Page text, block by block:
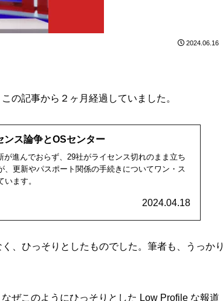
2024.06.16
の記事から２ヶ月経過していました。
ンス論争とOSセンター
が進んでおらず、29社がライセンス切れのまま立ち
、更新やパスポート関係の手続きについてワン・ス
ます。
2024.04.18
、ひっそりとしたものでした。筆者も、うっかり
ぜこのようにひっそりとした Low Profile な報道